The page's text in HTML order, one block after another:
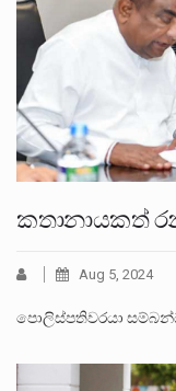
කතානායකත්
Aug 5, 2024
පොලිස්පතිවරයා